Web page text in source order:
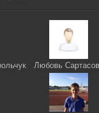
Любовь